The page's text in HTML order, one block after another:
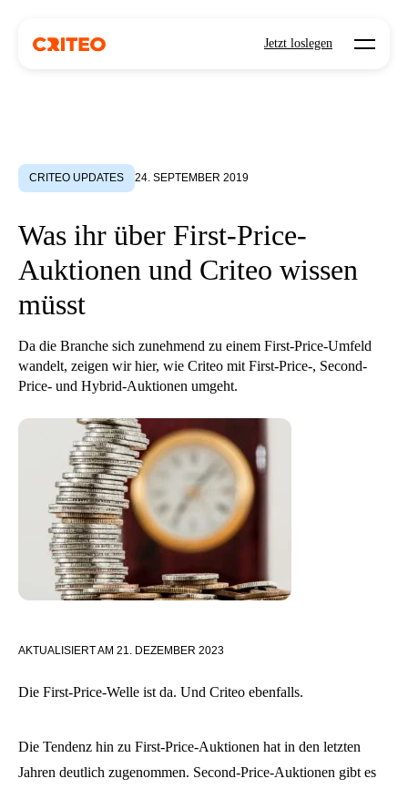
Jetzt loslegen Open
CRITEO UPDATES 24. SEPTEMBER 2019
Was ihr über First-Price-
Auktionen und Criteo wissen
müsst
Da die Branche sich zunehmend zu einem First-Price-Umfeld
wandelt, zeigen wir hier, wie Criteo mit First-Price-, Second-
Price- und Hybrid-Auktionen umgeht.
AKTUALISIERT AM 21. DEZEMBER 2023
Die First-Price-Welle ist da. Und Criteo ebenfalls.
Die Tendenz hin zu First-Price-Auktionen hat in den letzten
Jahren deutlich zugenommen. Second-Price-Auktionen gibt es